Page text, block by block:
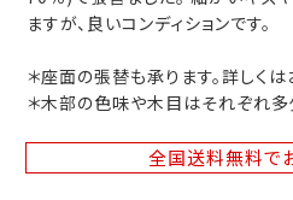
ますが、良いコンディションです。
＊座面の張替も承ります。詳しく
＊木部の色味や木目はそれぞれ多
全国送料無料で